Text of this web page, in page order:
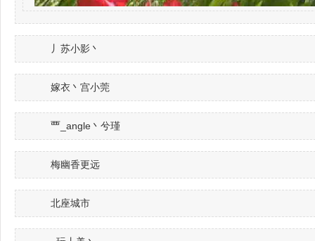
丿苏小影丶
嫁衣丶宫小莞
覀_angle丶兮瑾
梅幽香更远
北座城市